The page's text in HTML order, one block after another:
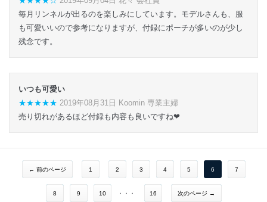
毎月リンネルが出るのを楽しみにしています。モデルさんも、服
も可愛いいので参考になりますが、付録にポーチが多いのが少し
残念です。
いつも可愛い
★★★★★ 2019年08月31日 Koomin 専業主婦
売り切れがあるほど付録も内容も良いですね❤
← 前のページ 1 2 3 4 5 6 7
8 9 10 ・・・ 16 次のページ →